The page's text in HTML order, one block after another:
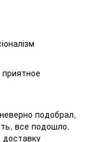
подобрал,
все подошло.